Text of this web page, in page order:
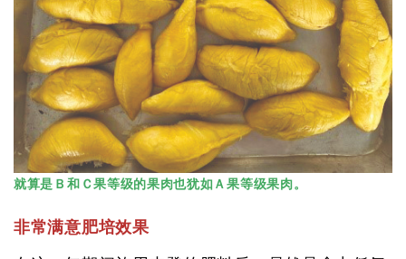
就算是Ｂ和Ｃ果等级的果肉也犹如Ａ果等级果肉。
非常满意肥培效果